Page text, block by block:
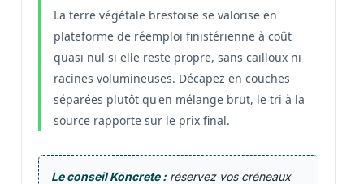
La terre végétale brestoise se valorise en
plateforme de réemploi finistérienne à coût
quasi nul si elle reste propre, sans cailloux ni
racines volumineuses. Décapez en couches
séparées plutôt qu'en mélange brut, le tri à la
source rapporte sur le prix final.
Le conseil Koncrete :réservez vos créneaux